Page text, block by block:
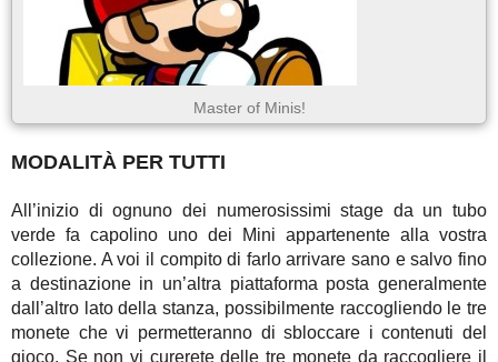
Master of Minis!
MODALITÀ PER TUTTI
All’inizio di ognuno dei numerosissimi stage da un tubo
verde fa capolino uno dei Mini appartenente alla vostra
collezione. A voi il compito di farlo arrivare sano e salvo fino
a destinazione in un’altra piattaforma posta generalmente
dall’altro lato della stanza, possibilmente raccogliendo le tre
monete che vi permetteranno di sbloccare i contenuti del
gioco. Se non vi curerete delle tre monete da raccogliere il